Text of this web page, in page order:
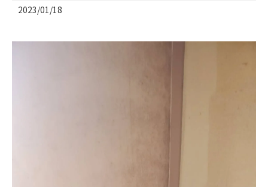
2023/01/18